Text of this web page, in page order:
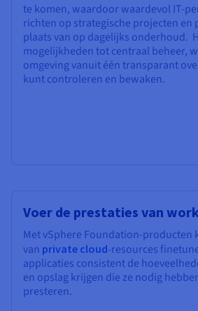
te komen, waardoor waardevol IT-
richten op strategische projecten
plaats van op dagelijks onderhoud.
mogelijkheden tot centraal beheer,
omgeving vanuit één transparant
kunt controleren en bewaken.
Voer de prestaties van
Met vSphere Foundation-producten
van private cloud-resources
applicaties consistent de
en opslag krijgen die ze nodig
presteren.